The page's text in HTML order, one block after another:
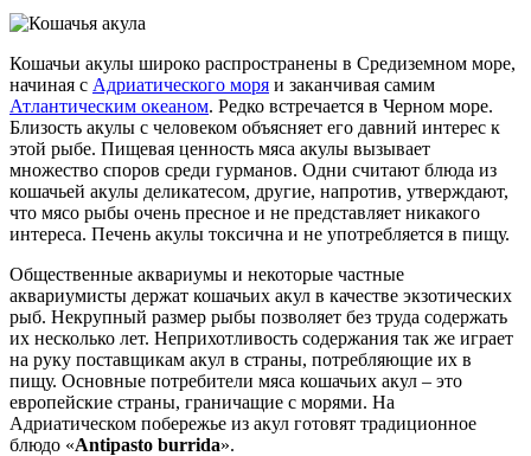
Кошачьи акулы широко распространены в Средиземном море,
начиная с Адриатического моря и заканчивая самим
Атлантическим океаном. Редко встречается в Черном море.
Близость акулы с человеком объясняет его давний интерес к
этой рыбе. Пищевая ценность мяса акулы вызывает
множество споров среди гурманов. Одни считают блюда из
кошачьей акулы деликатесом, другие, напротив, утверждают,
что мясо рыбы очень пресное и не представляет никакого
интереса. Печень акулы токсична и не употребляется в пищу.
Общественные аквариумы и некоторые частные
аквариумисты держат кошачьих акул в качестве экзотических
рыб. Некрупный размер рыбы позволяет без труда содержать
их несколько лет. Неприхотливость содержания так же играет
на руку поставщикам акул в страны, потребляющие их в
пищу. Основные потребители мяса кошачьих акул – это
европейские страны, граничащие с морями. На
Адриатическом побережье из акул готовят традиционное
блюдо «Antipasto burrida».